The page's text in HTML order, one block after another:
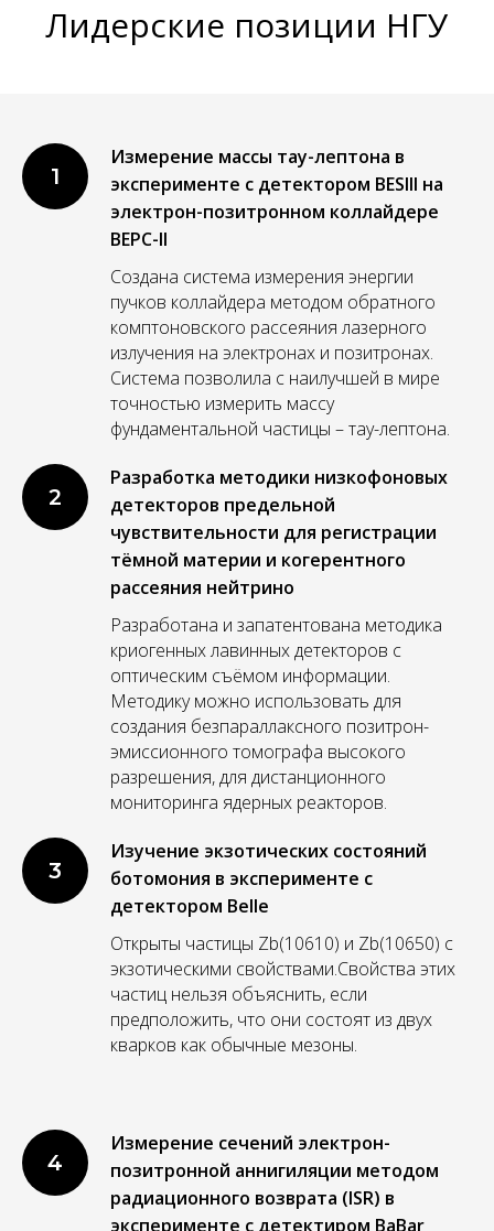
Лидерские позиции НГУ
1
Измерение массы тау-лептона в
эксперименте с детектором BESIII на
электрон-позитронном коллайдере
BEPC-II
Создана система измерения энергии
пучков коллайдера методом обратного
комптоновского рассеяния лазерного
излучения на электронах и позитронах.
Система позволила с наилучшей в мире
точностью измерить массу
фундаментальной частицы – тау-лептона.
2
Разработка методики низкофоновых
детекторов предельной
чувствительности для регистрации
тёмной материи и когерентного
рассеяния нейтрино
Разработана и запатентована методика
криогенных лавинных детекторов с
оптическим съёмом информации.
Методику можно использовать для
создания безпараллаксного позитрон-
эмиссионного томографа высокого
разрешения, для дистанционного
мониторинга ядерных реакторов.
3
Изучение экзотических состояний
ботомония в эксперименте с
детектором Belle
Открыты частицы Zb(10610) и Zb(10650) с
экзотическими свойствами.Свойства этих
частиц нельзя объяснить, если
предположить, что они состоят из двух
кварков как обычные мезоны.
4
Измерение сечений электрон-
позитронной аннигиляции методом
радиационного возврата (ISR) в
эксперименте с детектиром BaBar